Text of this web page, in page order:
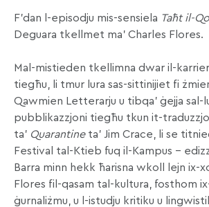
F’dan l-episodju mis-sensiela Taħt il-
Deguara tkellmet ma’ Charles Flores.
Mal-mistieden tkellimna dwar il-
tiegħu, li tmur lura sas-sittinijiet fi
Qawmien Letterarju u tibqa’ ġejja sal-
pubblikazzjoni tiegħu tkun it-
ta’ Quarantine ta’ Jim Crace, li se
Festival tal-Ktieb fuq il-Kampus –
Barra minn hekk ħarisna wkoll lejn ix-
Flores fil-qasam tal-kultura, fosthom
ġurnaliżmu, u l-istudju kritiku u